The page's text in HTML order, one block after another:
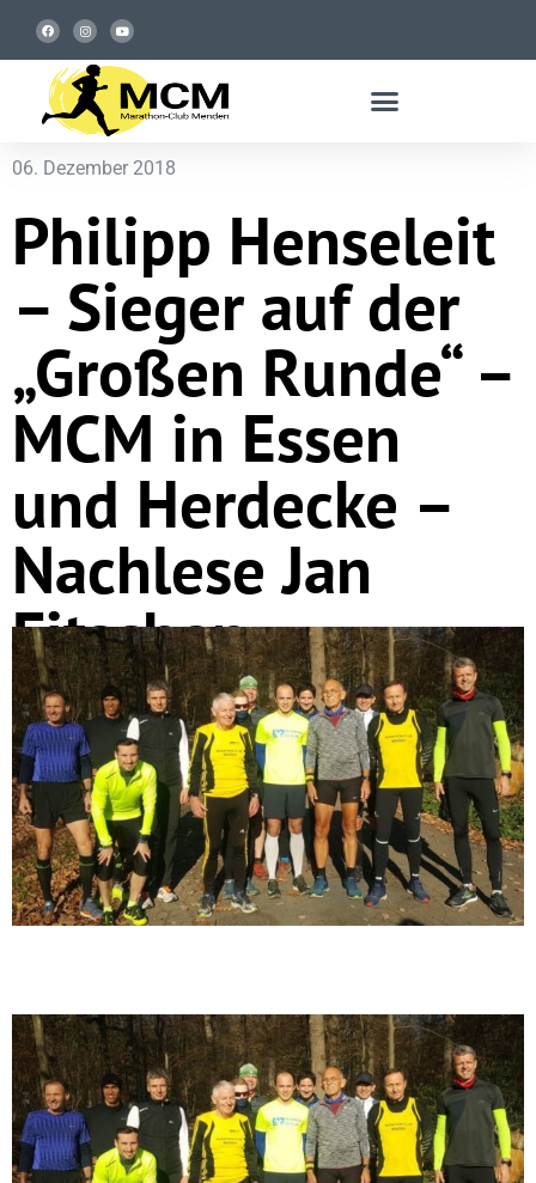
06. Dezember 2018
Philipp Henseleit
– Sieger auf der
„Großen Runde“ –
MCM in Essen
und Herdecke –
Nachlese Jan
Fitschen